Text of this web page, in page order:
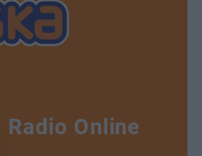
Radio Online